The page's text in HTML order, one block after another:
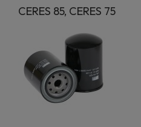
CERES 85, CERES 75